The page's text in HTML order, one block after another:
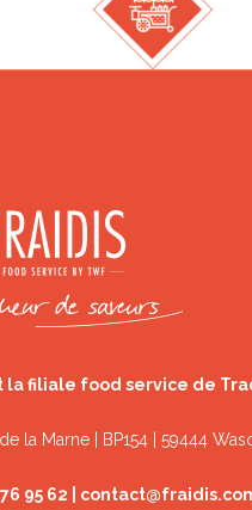
la filiale food service de
la Marne | BP154 | 59444
95 62 |